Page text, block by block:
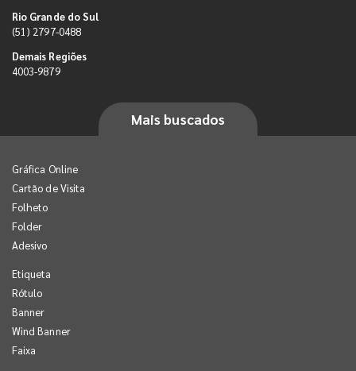
Rio Grande do Sul
(51) 2797-0488
Demais Regiões
4003-9879
Mais buscados
Gráfica Online
Cartão de Visita
Folheto
Folder
Adesivo
Etiqueta
Rótulo
Banner
Wind Banner
Faixa